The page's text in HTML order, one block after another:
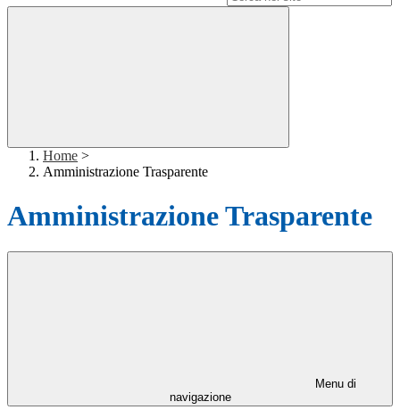
Home >
Amministrazione Trasparente
Amministrazione Trasparente
Menu di
navigazione